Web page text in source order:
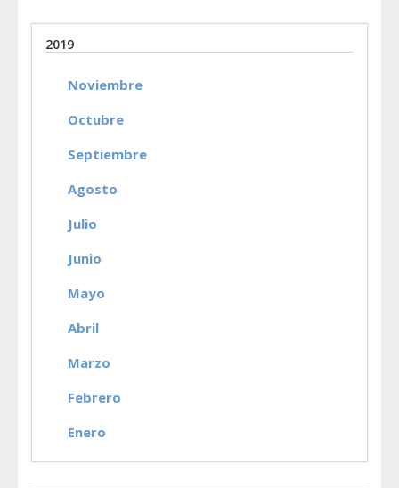
2019
Noviembre
Octubre
Septiembre
Agosto
Julio
Junio
Mayo
Abril
Marzo
Febrero
Enero